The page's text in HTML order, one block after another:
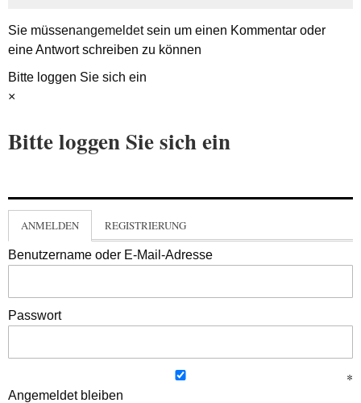
Sie müssenangemeldetsein um einen Kommentar oder
eine Antwort schreiben zu können
Bitte loggen Sie sich ein
×
Bitte loggen Sie sich ein
ANMELDEN REGISTRIERUNG
Benutzername oder E-Mail-Adresse
Passwort
Angemeldet bleiben